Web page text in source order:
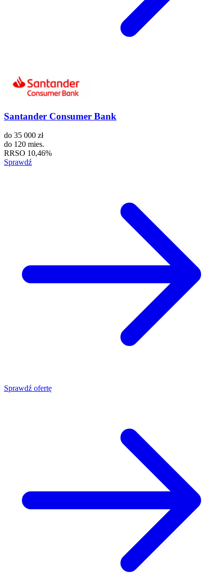
Santander Consumer Bank
do 35 000 zł
do 120 mies.
RRSO 10,46%
Sprawdź
Sprawdź ofertę